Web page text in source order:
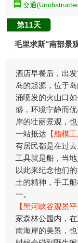
交通
第11天
毛里求斯“南部景
酒店早餐后，出
岛的起源，位于
涌喷发的火山口
盛，环境宁静而
岸的壮丽景观，
一站抵达 【船模工
有居民都是在过
工具就是船，当
以此来纪念他们
土的精神，手工
一。
【黑河峡谷观景平
家森林公园内，
南海岸的美景，